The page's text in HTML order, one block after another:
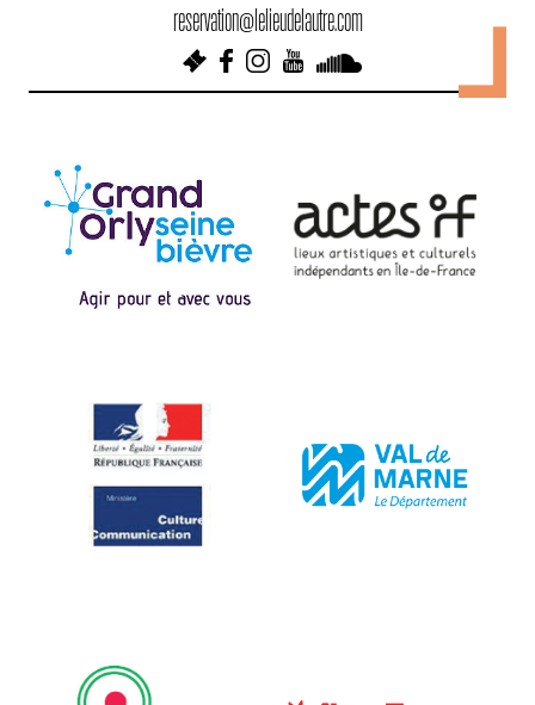
reservation@lelieudelautre.com